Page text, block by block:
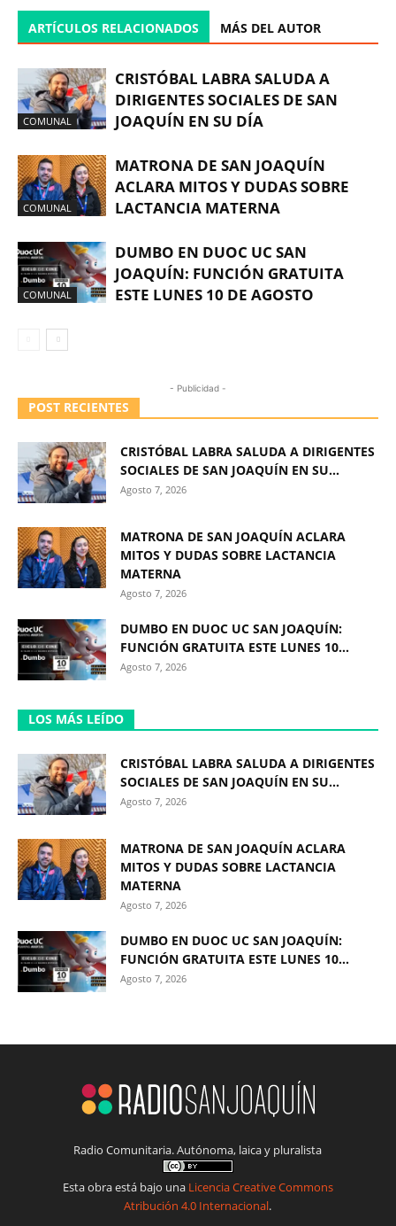
ARTÍCULOS RELACIONADOS MÁS DEL AUTOR
COMUNAL
CRISTÓBAL LABRA SALUDA A
DIRIGENTES SOCIALES DE SAN
JOAQUÍN EN SU DÍA
COMUNAL
MATRONA DE SAN JOAQUÍN
ACLARA MITOS Y DUDAS SOBRE
LACTANCIA MATERNA
COMUNAL
DUMBO EN DUOC UC SAN
JOAQUÍN: FUNCIÓN GRATUITA
ESTE LUNES 10 DE AGOSTO
- Publicidad -
POST RECIENTES
CRISTÓBAL LABRA SALUDA A DIRIGENTES
SOCIALES DE SAN JOAQUÍN EN SU...
Agosto 7, 2026
MATRONA DE SAN JOAQUÍN ACLARA
MITOS Y DUDAS SOBRE LACTANCIA
MATERNA
Agosto 7, 2026
DUMBO EN DUOC UC SAN JOAQUÍN:
FUNCIÓN GRATUITA ESTE LUNES 10...
Agosto 7, 2026
LOS MÁS LEÍDO
CRISTÓBAL LABRA SALUDA A DIRIGENTES
SOCIALES DE SAN JOAQUÍN EN SU...
Agosto 7, 2026
MATRONA DE SAN JOAQUÍN ACLARA
MITOS Y DUDAS SOBRE LACTANCIA
MATERNA
Agosto 7, 2026
DUMBO EN DUOC UC SAN JOAQUÍN:
FUNCIÓN GRATUITA ESTE LUNES 10...
Agosto 7, 2026
Radio Comunitaria. Autónoma, laica y pluralista
Esta obra está bajo una Licencia Creative Commons
Atribución 4.0 Internacional.